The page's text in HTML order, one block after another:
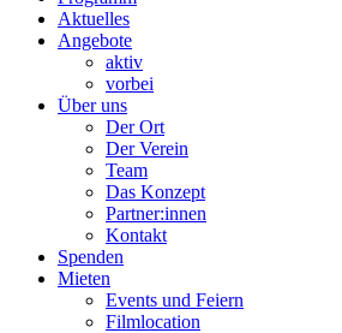
Aktuelles
Angebote
aktiv
vorbei
Über uns
Der Ort
Der Verein
Team
Das Konzept
Partner:innen
Kontakt
Spenden
Mieten
Events und Feiern
Filmlocation